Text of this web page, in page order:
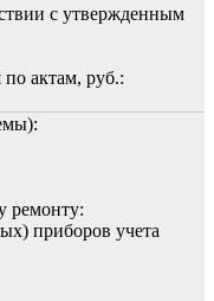
с утвержденным
актам, руб.:
ремонту:
приборов учета